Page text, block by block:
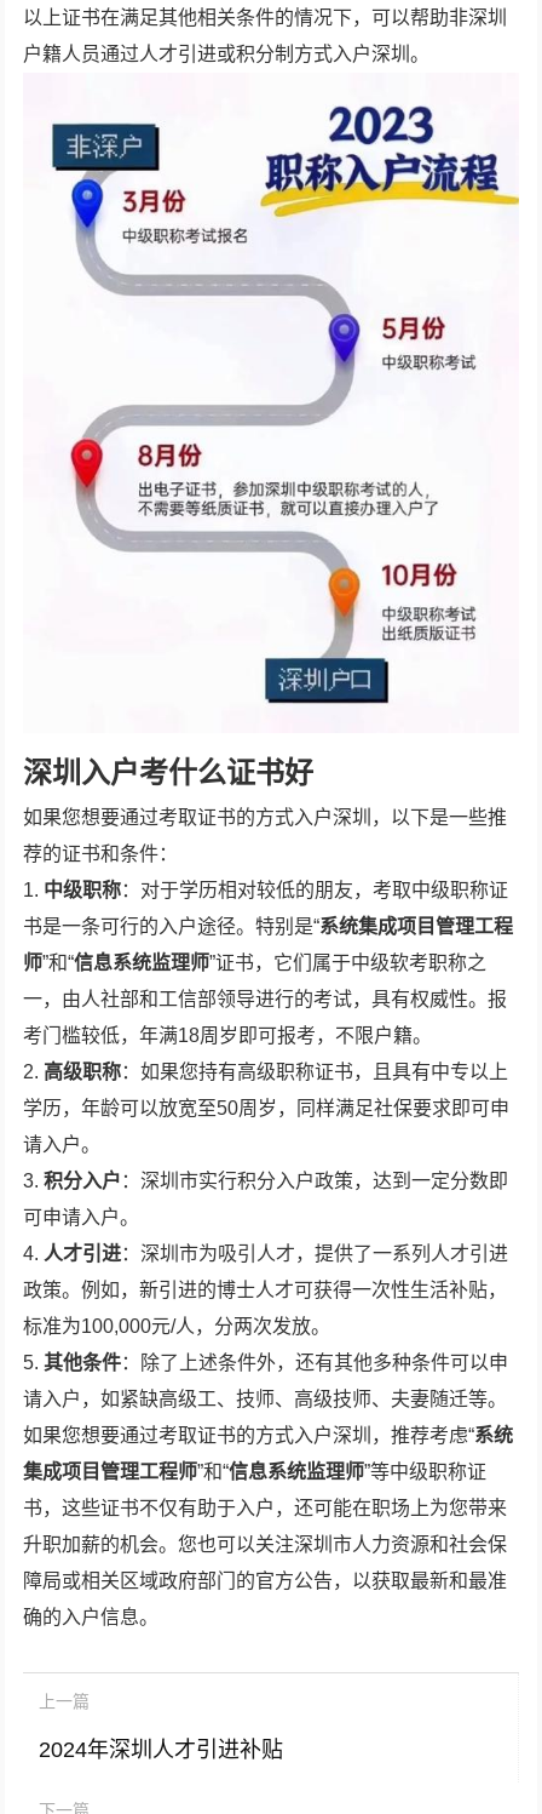
以上证书在满足其他相关条件的情况下，可以帮助非深圳
户籍人员通过人才引进或积分制方式入户深圳。
深圳入户考什么证书好
如果您想要通过考取证书的方式入户深圳，以下是一些推
荐的证书和条件：
1. 中级职称：对于学历相对较低的朋友，考取中级职称证
书是一条可行的入户途径。特别是“系统集成项目管理工程
师”和“信息系统监理师”证书，它们属于中级软考职称之
一，由人社部和工信部领导进行的考试，具有权威性。报
考门槛较低，年满18周岁即可报考，不限户籍。
2. 高级职称：如果您持有高级职称证书，且具有中专以上
学历，年龄可以放宽至50周岁，同样满足社保要求即可申
请入户。
3.积分入户 ：深圳市实行积分入户政策，达到一定分数即
可申请入户。
4. 人才引进：深圳市为吸引人才，提供了一系列人才引进
政策。例如，新引进的博士人才可获得一次性生活补贴，
标准为100,000元/人，分两次发放。
5.其他条件：除了上述条件外，还有其他多种条件可以申
请入户，如紧缺高级工、技师、高级技师、夫妻随迁等。
如果您想要通过考取证书的方式入户深圳，推荐考虑“系统
集成项目管理工程师”和“信息系统监理师”等中级职称证
书，这些证书不仅有助于入户，还可能在职场上为您带来
升职加薪的机会。您也可以关注深圳市人力资源和社会保
障局或相关区域政府部门的官方公告，以获取最新和最准
确的入户信息。
上一篇
2024年深圳人才引进补贴